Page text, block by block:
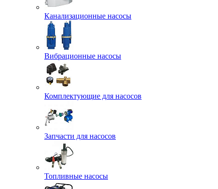
Канализационные насосы
Вибрационные насосы
Комплектующие для насосов
Запчасти для насосов
Топливные насосы